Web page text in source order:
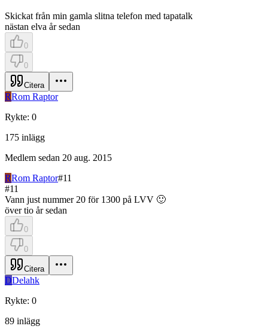
Skickat från min gamla slitna telefon med tapatalk
nästan elva år sedan
0
0
Citera
RRom Raptor
Rykte: 0
175 inlägg
Medlem sedan 20 aug. 2015
RRom Raptor#11
#11
Vann just nummer 20 för 1300 på LVV 🙂
över tio år sedan
0
0
Citera
DDelahk
Rykte: 0
89 inlägg